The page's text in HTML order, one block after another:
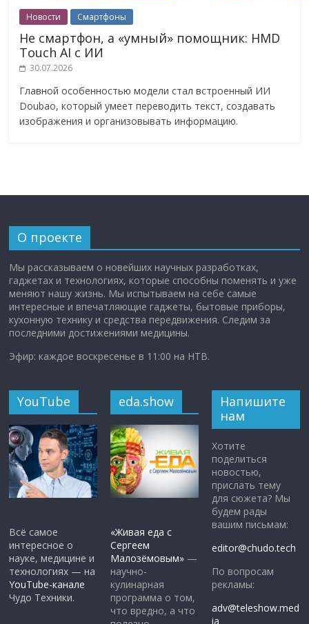
Новости Смартфоны
Не смартфон, а «умный» помощник: HMD
Touch AI с ИИ
30.07.2026
Главной особенностью модели стал встроенный ИИ
Doubao, который умеет переводить текст, создавать
изображения и организовывать информацию.
О проекте
Мы рассказываем о новейших научных разработках,
гаджетах и технологиях, которые способны поменять и уже
меняют нашу жизнь. Мы испытываем на себе самые
интересные и впечатляющие гаджеты, бытовые приборы,
кухонную технику и средства передвижения. Следим за
последними достижениями медицины.
Эфир: каждое воскресенье в 11:00 на НТВ.
YouTube
Всё самое
интересное о
науке, медицине и
технологиях — на
YouTube-канале
Чудо Техники.
eda.show
«Живая еда с
Сергеем
Малозёмовым» —
научно-
кулинарная
программа о том,
что вредно, а что
Напишите
нам
Хотите
поделиться
новостью,
прислать тему
для сюжета? Мы
будем рады
вашим письмам:
editor@chudo.tech
По вопросам
рекламы:
adv@teleshow.med
ia